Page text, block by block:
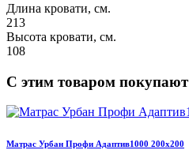
Длина кровати, см.
213
Высота кровати, см.
108
С этим товаром покупают
Матрас Урбан Профи Адаптив1000 200х200